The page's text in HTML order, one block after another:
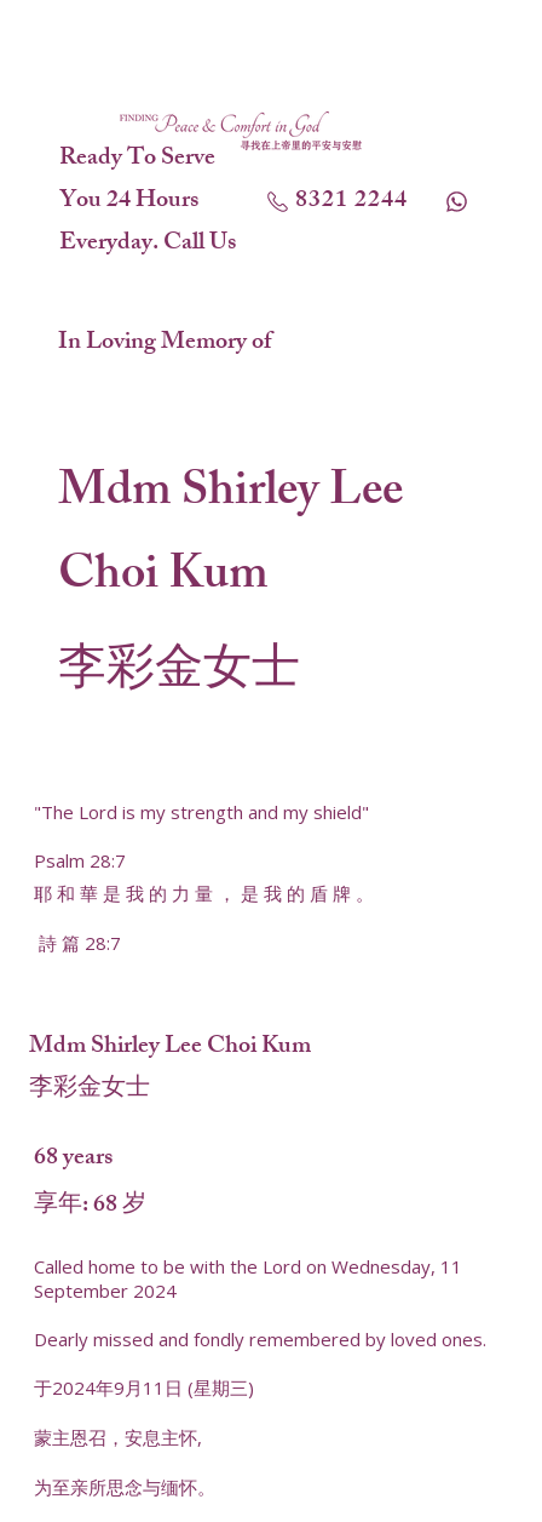
Ready To Serve
You 24 Hours
Everyday. Call Us
8321 2244
In Loving Memory of
Mdm Shirley Lee
Choi Kum
李彩金女士
"The Lord is my strength and my shield"
Psalm 28:7
耶 和 華 是 我 的 力 量 ， 是 我 的 盾 牌 。
詩 篇 28:7
Mdm Shirley Lee Choi Kum
李彩金女士
68 years
享年: 68 岁
Called home to be with the Lord on Wednesday, 11
September 2024
Dearly missed and fondly remembered by loved ones.
于2024年9月11日 (星期三)
蒙主恩召，安息主怀,
为至亲所思念与缅怀。